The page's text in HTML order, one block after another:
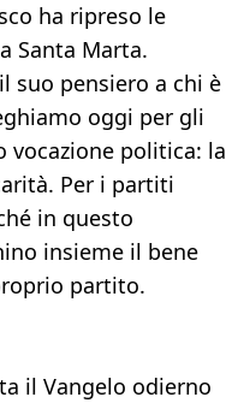
ha ripreso le
Santa Marta.
suo pensiero a chi è
oggi per gli
vocazione politica: la
Per i partiti
in questo
insieme il bene
partito.
il Vangelo odierno